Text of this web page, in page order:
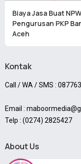
Biaya Jasa Buat
Pengurusan PKP
Aceh
Kontak
Call / WA / SMS :
Email :
Telp : (0274) 2825427
About Us